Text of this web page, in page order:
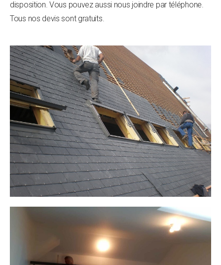
disposition. Vous pouvez aussi nous joindre par téléphone.
Tous nos devis sont gratuits.